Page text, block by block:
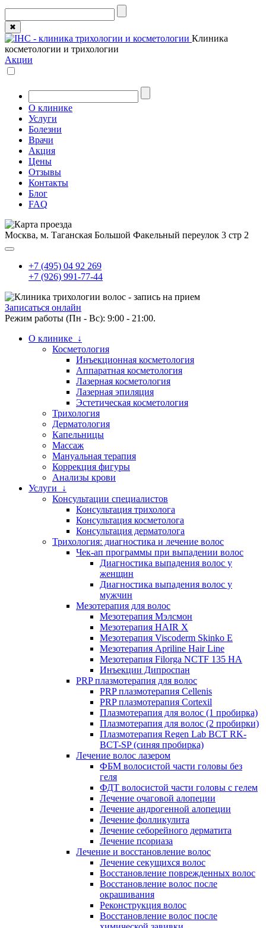
✖
Клиника
косметологии и трихологии
Акции
О клинике
Услуги
Болезни
Врачи
Акция
Цены
Отзывы
Контакты
Блог
FAQ
Москва, м. Таганская Большой Факельный переулок 3 стр 2
+7 (495) 04 92 269
+7 (926) 991-77-44
Записаться онлайн
Режим работы (Пн - Вс): 9:00 - 21:00.
О клинике ↓
Косметология
Инъекционная косметология
Аппаратная косметология
Лазерная косметология
Лазерная эпиляция
Эстетическая косметология
Трихология
Дерматология
Капельницы
Массаж
Мануальная терапия
Коррекция фигуры
Анализы крови
Услуги ↓
Консультации специалистов
Консультация трихолога
Консультация косметолога
Консультация дерматолога
Трихология: диагностика и лечение волос
Чек-ап программы при выпадении волос
Диагностика выпадения волос у
женщин
Диагностика выпадения волос у
мужчин
Мезотерапия для волос
Мезотерапия Мэлсмон
Мезотерапия HAIR X
Мезотерапия Viscoderm Skinko E
Мезотерапия Apriline Hair Line
Мезотерапия Filorga NCTF 135 HA
Инъекции Дипроспан
PRP плазмотерапия для волос
PRP плазмотерапия Cellenis
PRP плазмотерапия Cortexil
Плазмотерапия для волос (1 пробирка)
Плазмотерапия для волос (2 пробирки)
Плазмотерапия Regen Lab BCT RK-
BCT-SP (синяя пробирка)
Лечение волос лазером
ФБМ волосистой части головы без
геля
ФДТ волосистой части головы с гелем
Лечение очаговой алопеции
Лечение андрогенной алопеции
Лечение фолликулита
Лечение себорейного дерматита
Лечение псориаза
Лечение и восстановление волос
Лечение секущихся волос
Восстановление поврежденных волос
Восстановление волос после
окрашивания
Реконструкция волос
Восстановление волос после